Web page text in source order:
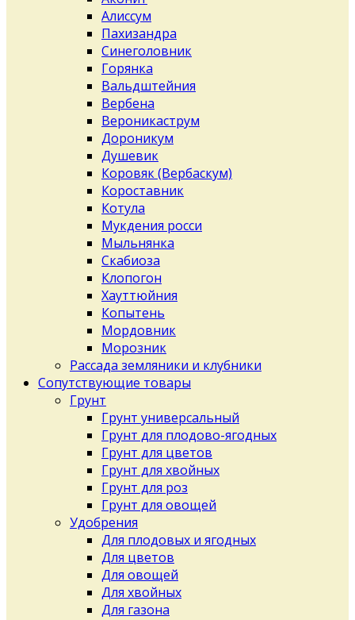
Алиссум
Пахизандра
Синеголовник
Горянка
Вальдштейния
Вербена
Вероникаструм
Дороникум
Душевик
Коровяк (Вербаскум)
Короставник
Котула
Мукдения росси
Мыльнянка
Скабиоза
Клопогон
Хауттюйния
Копытень
Мордовник
Морозник
Рассада земляники и клубники
Сопутствующие товары
Грунт
Грунт универсальный
Грунт для плодово-ягодных
Грунт для цветов
Грунт для хвойных
Грунт для роз
Грунт для овощей
Удобрения
Для плодовых и ягодных
Для цветов
Для овощей
Для хвойных
Для газона